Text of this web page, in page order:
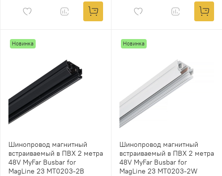
Новинка
Шинопровод магнитный
встраиваемый в ПВХ 2 метра
48V MyFar Busbar for
MagLine 23 MT0203-2B
Новинка
Шинопровод магнитный
встраиваемый в ПВХ 2 метра
48V MyFar Busbar for
MagLine 23 MT0203-2W